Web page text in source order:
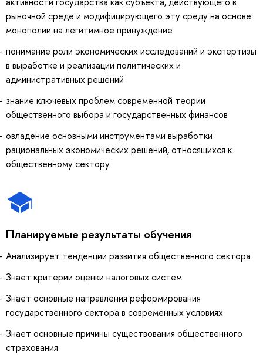
рыночной среде и модифицирующего эту среду на основе
монополии на легитимное принуждение
понимание роли экономических исследований и экспертизы
в выработке и реализации политических и
административных решений
знание ключевых проблем современной теории
общественного выбора и государственных финансов
овладение основными инструментами выработки
рациональных экономических решений, относящихся к
общественному сектору
Планируемые результаты обучения
Анализирует тенденции развития общественного сектора
Знает критерии оценки налоговых систем
Знает основные направления реформирования
государственного сектора в современных условиях
Знает основные причины существования общественного
страхования